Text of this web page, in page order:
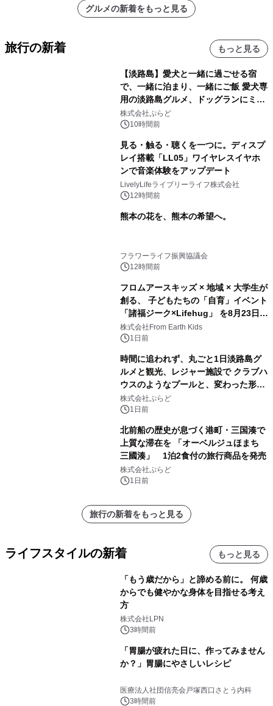
グルメの新着をもっと見る
旅行の新着 もっと見る
【淡路島】愛犬と一緒に過ごせる宿
で、一緒に泊まり、一緒にご飯 愛犬専
用の淡路島グルメ、ドッグランにミニ
プール グランピングとトレーラーハウ
スの2施設で
株式会社ぷらど
10時間前
見る・触る・聴くを一つに。ディスプ
レイ搭載「LL05」ワイヤレスイヤホ
ンで音楽体験をアップデート
LivelyLifeライブリーライフ株式会社
12時間前
熊本の花を、熊本の希望へ。
フラワーライフ振興協議会
12時間前
フロムアースキッズ × 地域 × 大学生が
創る、 子どもたちの「自育」イベント
「諸福ジーク×Lifehug」 を8月23日
(日)開催
株式会社From Earth Kids
1日前
時間に追われず、丸ごと1日淡路島グ
ルメと観光、レジャー施設で クラブハ
ウスのようなプールと、変わった形の
サウナも 「THE BOXY AWAJI」のお
得な素泊まり連泊プランで
株式会社ぷらど
1日前
北前船の歴史が息づく港町・三国湊で
上質な滞在を 「オーベルジュほまち
三國湊」 1泊2食付の旅行商品を発売
株式会社ぷらど
1日前
旅行の新着をもっと見る
ライフスタイルの新着 もっと見る
「もう歳だから」と諦める前に。 何歳
からでも健やかな身体を目指せる考え
方
株式会社LPN
3時間前
「胃腸が疲れた日に、作ってみません
か？」胃腸にやさしいレシピ
医療法人社団信亮会戸塚西口さとう内科
3時間前